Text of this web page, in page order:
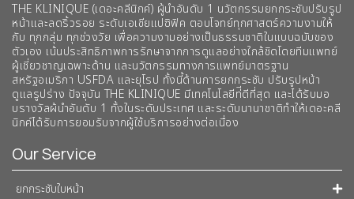
THE KLINIQUE (เดอะคลีนิกค์) ผู้นำอันดับ 1 นวัตกรรมยกกระชับปรับรูป
หน้าและลดริ้วรอย ระดับเอเชียแปซิฟิค ตอบโจทย์ทุกศาสตร์ความงามให้
กับ ทุกกลุ่ม ทุกช่วงวัย เพื่อความงามอย่างเป็นธรรมชาติในแบบฉบับของ
ตัวเอง เน้นประสิทธิภาพการรักษาจากการดูแลอย่างใกล้ชิดโดยทีมแพทย์
ผู้เชี่ยวชาญเฉพาะด้าน และนวัตกรรมทางการแพทย์มาตรฐาน
สหรัฐอเมริกา USFDA และยุโรป ทั้งนี้ด้านการยกกระชับ ปรับรูปหน้า
ดูแลรูปร่าง ปัจจุบัน THE KLINIQUE มีเทคโนโลยีท่ีดีที่สุด และได้รับมอ
บรางวัลผ้นำอันดับ 1 ทั้งในระดับประเทศ และระดับนานาชาติทําให้เดอะคลี
นิกค์ได้รับการยอมรับจากผู้ใช้บริการอย่างต่อเนื่อง
Our Service
ยกกระชับใบหน้า